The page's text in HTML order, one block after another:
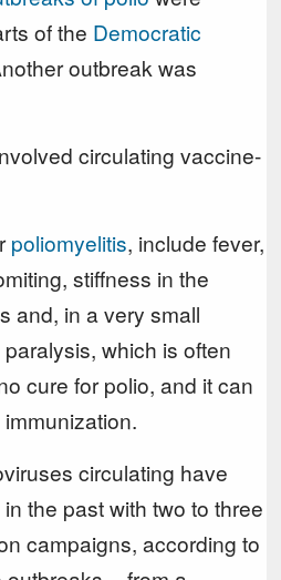
of the Democratic
outbreak was
circulating vaccine-
poliomyelitis, include fever,
stiffness in the
and, in a very small
which is often
cure for polio, and it can
circulating have
the past with two to three
campaigns, according to